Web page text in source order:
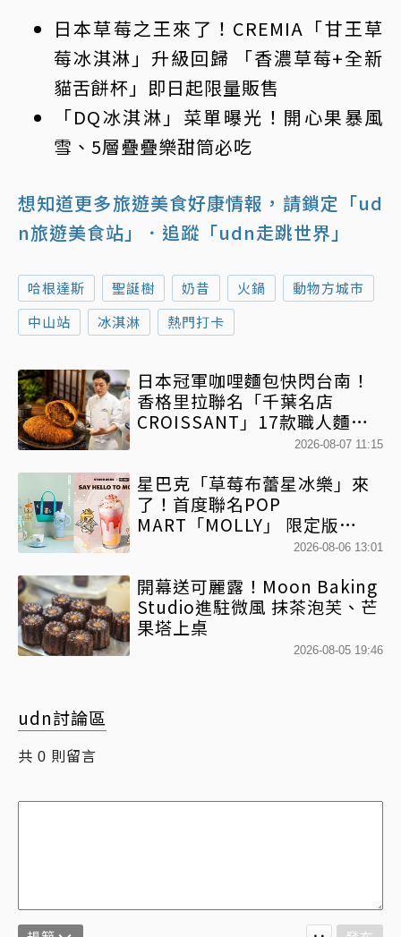
日本草莓之王來了！CREMIA「甘王草
莓冰淇淋」升級回歸 「香濃草莓+全新
貓舌餅杯」即日起限量販售
「DQ冰淇淋」菜單曝光！開心果暴風
雪、5層疊疊樂甜筒必吃
想知道更多旅遊美食好康情報，請鎖定「ud
n旅遊美食站」
．追蹤「udn走跳世界」
哈根達斯 聖誕樹 奶昔 火鍋
動物方城市
中山站
冰淇淋 熱門打卡
日本冠軍咖哩麵包快閃台南！
香格里拉聯名「千葉名店
CROISSANT」17款職人麵包
2026-08-07 11:15
星巴克「草莓布蕾星冰樂」來
了！首度聯名POP
MART「MOLLY」 限定版
「MOLLYｘBearista小熊杯」
2026-08-06 13:01
開幕送可麗露！Moon Baking
Studio進駐微風 抹茶泡芙、芒
果塔上桌
2026-08-05 19:46
udn討論區
共 0 則留言